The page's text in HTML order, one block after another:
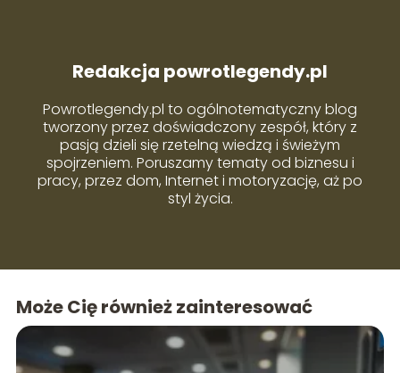
Redakcja powrotlegendy.pl
Powrotlegendy.pl to ogólnotematyczny blog
tworzony przez doświadczony zespół, który z
pasją dzieli się rzetelną wiedzą i świeżym
spojrzeniem. Poruszamy tematy od biznesu i
pracy, przez dom, Internet i motoryzację, aż po
styl życia.
Może Cię również zainteresować